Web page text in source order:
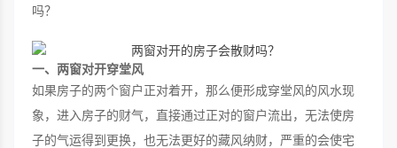
吗？
一、两窗对开穿堂风
如果房子的两个窗户正对着开，那么便形成穿堂风的风水现
象，进入房子的财气，直接通过正对的窗户流出，无法使房
子的气运得到更换，也无法更好的藏风纳财，严重的会使宅